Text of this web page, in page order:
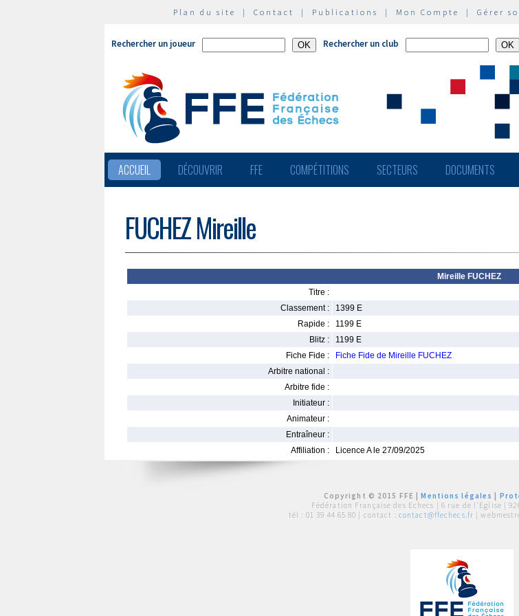
Plan du site | Contact | Publications | Mon Compte | Gérer
Rechercher un joueur Rechercher un club
ACCUEIL DÉCOUVRIR FFE COMPÉTITIONS SECTEURS DOCUMENTS
FUCHEZ Mireille
Mireille FUCHEZ
Titre :
Classement :
1399 E
Rapide :
1199 E
Blitz :
1199 E
Fiche Fide :
Fiche Fide de Mireille FUCHEZ
Arbitre national :
Arbitre fide :
Initiateur :
Animateur :
Entraîneur :
Affiliation :
Licence A le 27/09/2025
Copyright © 2015 FFE |Mentions légales
Fédération Française des Echecs | 6 rue de l'Eglise |
tél : 01 39 44 65 80 | contact : contact@ffechecs.fr |